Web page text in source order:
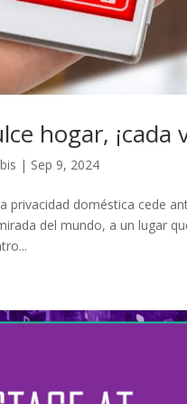
hogar,
| Sep 9, 2024
privacidad doméstica cede
del mundo, a un lugar